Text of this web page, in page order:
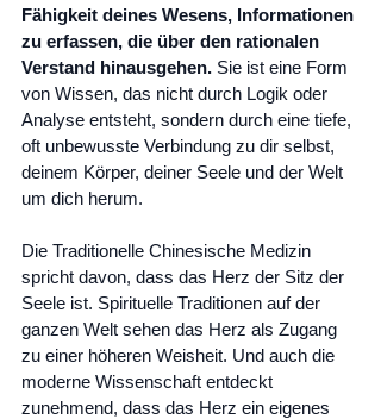
Fähigkeit deines Wesens, Informationen
zu erfassen, die über den rationalen
Verstand hinausgehen. Sie ist eine Form
von Wissen, das nicht durch Logik oder
Analyse entsteht, sondern durch eine tiefe,
oft unbewusste Verbindung zu dir selbst,
deinem Körper, deiner Seele und der Welt
um dich herum.
Die Traditionelle Chinesische Medizin
spricht davon, dass das Herz der Sitz der
Seele ist. Spirituelle Traditionen auf der
ganzen Welt sehen das Herz als Zugang
zu einer höheren Weisheit. Und auch die
moderne Wissenschaft entdeckt
zunehmend, dass das Herz ein eigenes